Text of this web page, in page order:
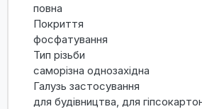
повна
Покриття
фосфатування
Тип різьби
саморізна однозахідна
Галузь застосування
для будівництва, для